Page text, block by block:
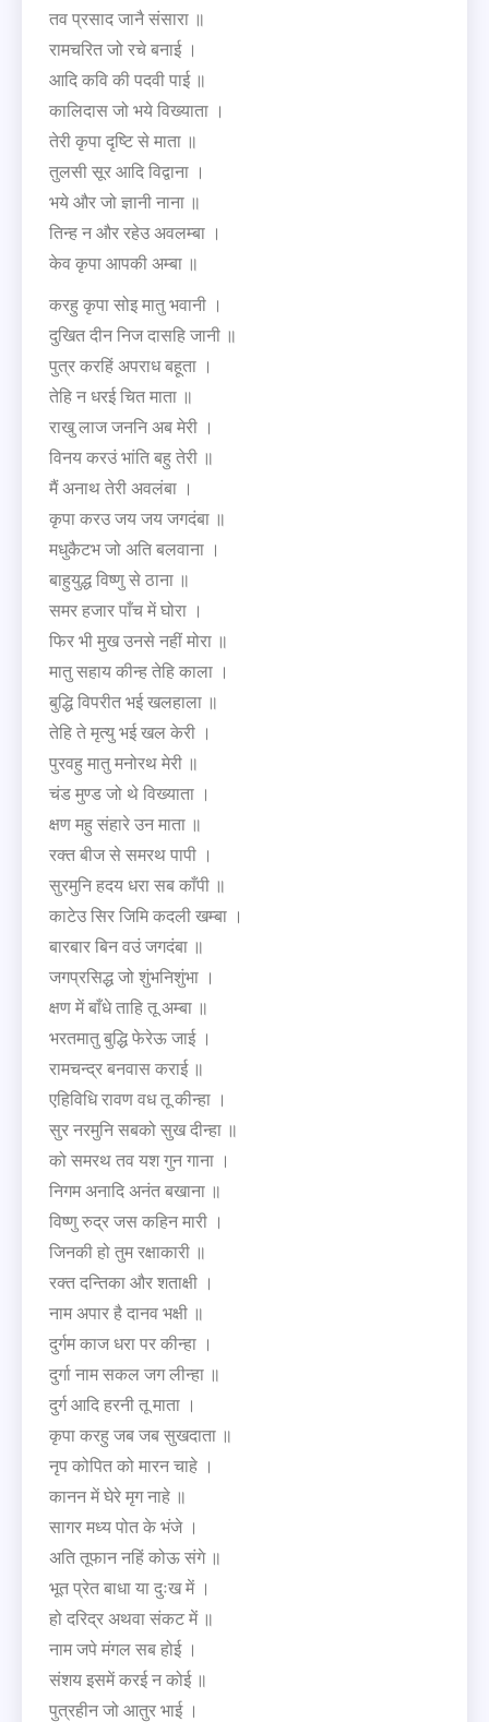
तव प्रसाद जानै संसारा ॥
रामचरित जो रचे बनाई ।
आदि कवि की पदवी पाई ॥
कालिदास जो भये विख्याता ।
तेरी कृपा दृष्टि से माता ॥
तुलसी सूर आदि विद्वाना ।
भये और जो ज्ञानी नाना ॥
तिन्ह न और रहेउ अवलम्बा ।
केव कृपा आपकी अम्बा ॥
करहु कृपा सोइ मातु भवानी ।
दुखित दीन निज दासहि जानी ॥
पुत्र करहिं अपराध बहूता ।
तेहि न धरई चित माता ॥
राखु लाज जननि अब मेरी ।
विनय करउं भांति बहु तेरी ॥
मैं अनाथ तेरी अवलंबा ।
कृपा करउ जय जय जगदंबा ॥
मधुकैटभ जो अति बलवाना ।
बाहुयुद्ध विष्णु से ठाना ॥
समर हजार पाँच में घोरा ।
फिर भी मुख उनसे नहीं मोरा ॥
मातु सहाय कीन्ह तेहि काला ।
बुद्धि विपरीत भई खलहाला ॥
तेहि ते मृत्यु भई खल केरी ।
पुरवहु मातु मनोरथ मेरी ॥
चंड मुण्ड जो थे विख्याता ।
क्षण महु संहारे उन माता ॥
रक्त बीज से समरथ पापी ।
सुरमुनि हदय धरा सब काँपी ॥
काटेउ सिर जिमि कदली खम्बा ।
बारबार बिन वउं जगदंबा ॥
जगप्रसिद्ध जो शुंभनिशुंभा ।
क्षण में बाँधे ताहि तू अम्बा ॥
भरतमातु बुद्धि फेरेऊ जाई ।
रामचन्द्र बनवास कराई ॥
एहिविधि रावण वध तू कीन्हा ।
सुर नरमुनि सबको सुख दीन्हा ॥
को समरथ तव यश गुन गाना ।
निगम अनादि अनंत बखाना ॥
विष्णु रुद्र जस कहिन मारी ।
जिनकी हो तुम रक्षाकारी ॥
रक्त दन्तिका और शताक्षी ।
नाम अपार है दानव भक्षी ॥
दुर्गम काज धरा पर कीन्हा ।
दुर्गा नाम सकल जग लीन्हा ॥
दुर्ग आदि हरनी तू माता ।
कृपा करहु जब जब सुखदाता ॥
नृप कोपित को मारन चाहे ।
कानन में घेरे मृग नाहे ॥
सागर मध्य पोत के भंजे ।
अति तूफान नहिं कोऊ संगे ॥
भूत प्रेत बाधा या दुःख में ।
हो दरिद्र अथवा संकट में ॥
नाम जपे मंगल सब होई ।
संशय इसमें करई न कोई ॥
पुत्रहीन जो आतुर भाई ।